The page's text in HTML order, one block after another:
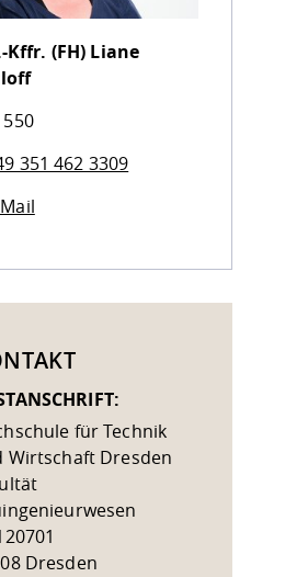
Kffr. (FH) Liane
550
351 462 3309
für Technik
Wirtschaft Dresden
Dresden